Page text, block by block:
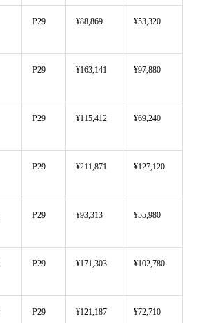
P29 ¥88,869 ¥53,320
P29 ¥163,141 ¥97,880
P29 ¥115,412 ¥69,240
P29 ¥211,871 ¥127,120
P29 ¥93,313 ¥55,980
P29 ¥171,303 ¥102,780
P29 ¥121,187 ¥72,710